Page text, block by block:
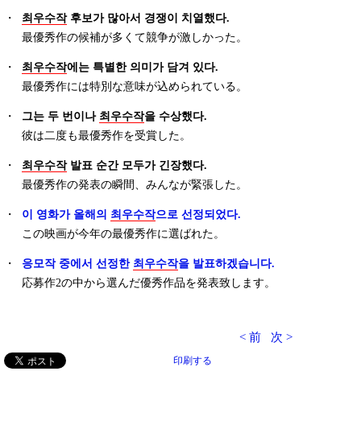
・ 최우수작후보가 많아서 경쟁이 치열했다.
最優秀作の候補が多くて競争が激しかった。
・ 최우수작에는 특별한 의미가 담겨 있다.
最優秀作には特別な意味が込められている。
・ 그는 두 번이나 최우수작을 수상했다.
彼は二度も最優秀作を受賞した。
・ 최우수작발표 순간 모두가 긴장했다.
最優秀作の発表の瞬間、みんなが緊張した。
・ 이 영화가 올해의 최우수작으로 선정되었다 .
この映画が今年の最優秀作に選ばれた。
・ 응모작 중에서 선정한 최우수작을 발표하겠습니다.
応募作2の中から選んだ優秀作品を発表致します。
< 前 次 >
印刷する